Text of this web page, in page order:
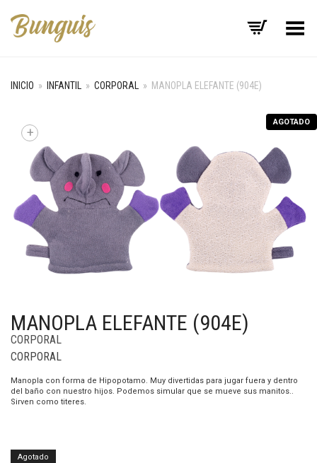
Menú
INICIO » INFANTIL » CORPORAL » MANOPLA ELEFANTE (904E)
AGOTADO
+
MANOPLA ELEFANTE (904E)
CORPORAL
CORPORAL
Manopla con forma de Hipopotamo. Muy divertidas para jugar fuera y dentro
del baño con nuestro hijos. Podemos simular que se mueve sus manitos..
Sirven como titeres.
Agotado